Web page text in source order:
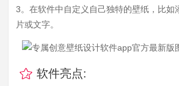
3。在软件中自定义自己独特的壁纸，比如
片或文字。
软件亮点: